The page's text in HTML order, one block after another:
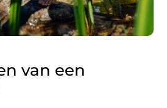
van een